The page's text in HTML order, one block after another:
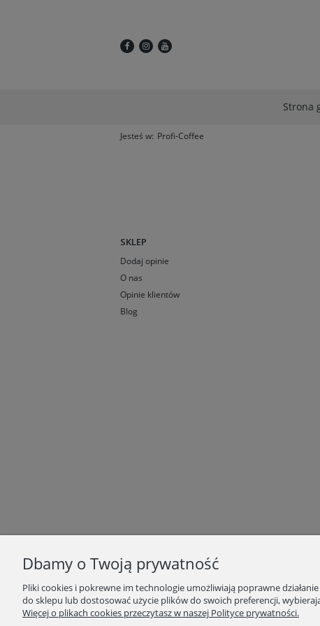
Strona
Jesteś w: Profi-Coffee
SKLEP
Dodaj opinie
O nas
Opinie klientów
Blog
Dbamy o Twoją prywatność
Pliki cookies i pokrewne im technologie umożliwiają poprawne
do sklepu lub dostosować użycie plików do swoich preferencji,
Więcej o plikach cookies przeczytasz w naszej Polityce prywatności.